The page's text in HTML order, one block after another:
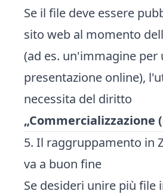
Se il file deve essere
sito web al momento
(ad es. un'immagine per
presentazione online),
necessita del diritto
„Commercializzazione
5. Il raggruppamento in
va a buon fine
Se desideri unire più file